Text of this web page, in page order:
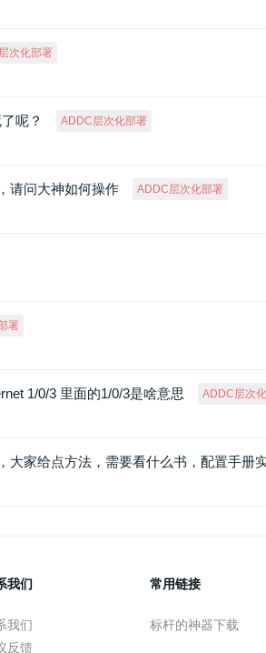
次化部署
呢？ ADDC层次化部署
请问大神如何操作 ADDC层次化部署
署
1/0/3 里面的1/0/3是啥意思 ADDC层次
家给点方法，需要看什么书，配置手册
我们
我们
反馈
常用链接
标杆的神器下载